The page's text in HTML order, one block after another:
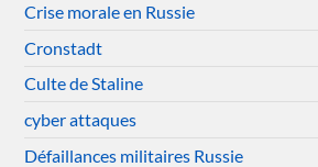
Crise morale en Russie
Cronstadt
Culte de Staline
cyber attaques
Défaillances militaires Russie